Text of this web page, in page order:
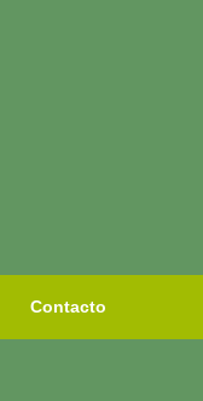
Contacto